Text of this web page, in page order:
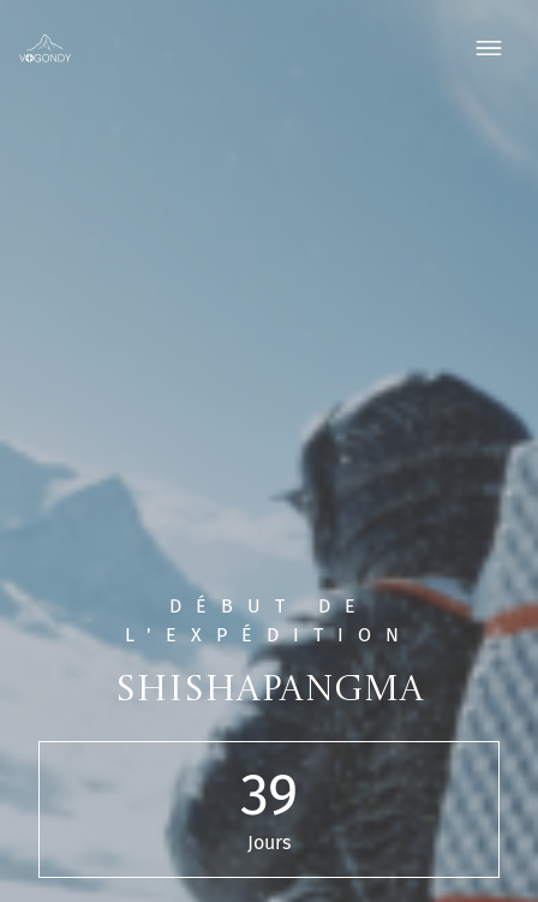
DÉBUT DE
L'EXPÉDITION
Shishapangma
39
Jours